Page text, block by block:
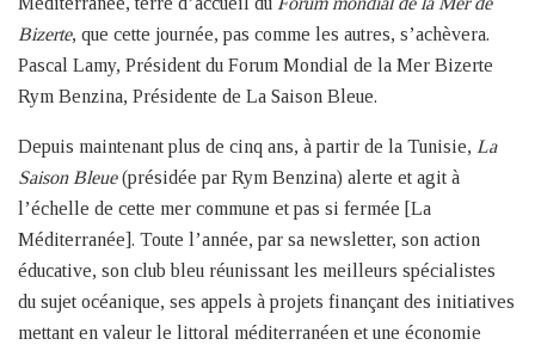
Bizerte, que cette journée, pas comme les autres, s’achèvera.
Pascal Lamy, Président du Forum Mondial de la Mer Bizerte
Rym Benzina, Présidente de La Saison Bleue.
Depuis maintenant plus de cinq ans, à partir de la Tunisie, La
Saison Bleue(présidée par Rym Benzina) alerte et agit à
l’échelle de cette mer commune et pas si fermée [La
Méditerranée]. Toute l’année, par sa newsletter, son action
éducative, son club bleu réunissant les meilleurs spécialistes
du sujet océanique, ses appels à projets finançant des initiatives
mettant en valeur le littoral méditerranéen et une économie